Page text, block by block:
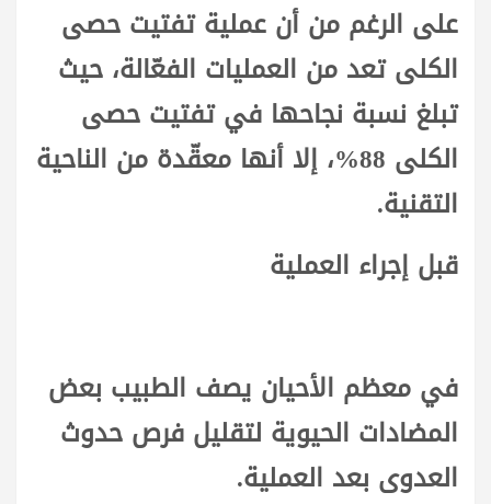
على الرغم من أن عملية تفتيت حصى
الكلى تعد من العمليات الفعّالة، حيث
تبلغ نسبة نجاحها في تفتيت حصى
الكلى 88%، إلا أنها معقّدة من الناحية
التقنية.
قبل إجراء العملية
في معظم الأحيان يصف الطبيب بعض
المضادات الحيوية لتقليل فرص حدوث
العدوى بعد العملية.